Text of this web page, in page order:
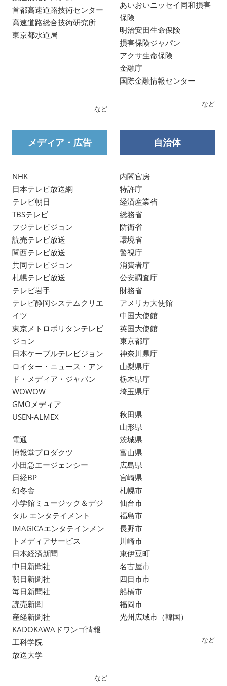
首都高速道路技術センター
高速道路総合技術研究所
東京都水道局
など
あいおいニッセイ同和損害
保険
明治安田生命保険
損害保険ジャパン
アクサ生命保険
金融庁
国際金融情報センター
など
メディア・広告
NHK
日本テレビ放送網
テレビ朝日
TBSテレビ
フジテレビジョン
読売テレビ放送
関西テレビ放送
共同テレビジョン
札幌テレビ放送
テレビ岩手
テレビ静岡システムクリエ
イツ
東京メトロポリタンテレビ
ジョン
日本ケーブルテレビジョン
ロイター・ニュース・アン
ド・メディア・ジャパン
WOWOW
GMOメディア
USEN-ALMEX
電通
博報堂プロダクツ
小田急エージェンシー
日経BP
幻冬舎
小学館ミュージック＆デジ
タル エンタテイメント
IMAGICAエンタテインメン
トメディアサービス
日本経済新聞
中日新聞社
朝日新聞社
毎日新聞社
読売新聞
産経新聞社
KADOKAWAドワンゴ情報
工科学院
放送大学
など
自治体
内閣官房
特許庁
経済産業省
総務省
防衛省
環境省
警視庁
消費者庁
公安調査庁
財務省
アメリカ大使館
中国大使館
英国大使館
東京都庁
神奈川県庁
山梨県庁
栃木県庁
埼玉県庁
秋田県
山形県
茨城県
富山県
広島県
宮崎県
札幌市
仙台市
福島市
長野市
川崎市
東伊豆町
名古屋市
四日市市
船橋市
福岡市
光州広域市（韓国）
など